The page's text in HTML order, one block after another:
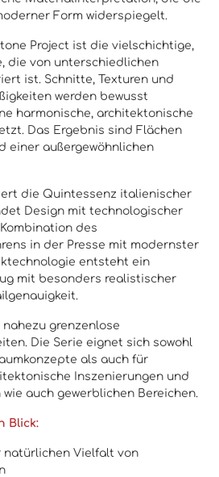
Form widerspiegelt.
Project ist die vielschichtige,
, die von unterschiedlichen
ist. Schnitte, Texturen und
werden bewusst
harmonische, architektonische
Das Ergebnis sind Flächen
einer außergewöhnlichen
die Quintessenz italienischer
Design mit technologischer
des
in der Presse mit modernster
entsteht ein
mit besonders realistischer
grenzenlose
Die Serie eignet sich sowohl
als auch für
Inszenierungen und
auch gewerblichen Bereichen.
Blick:
natürlichen Vielfalt von